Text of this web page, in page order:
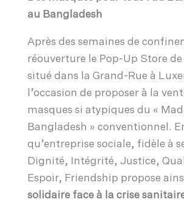
au Bangladesh
Après des semaines de
réouverture le Pop-Up Store
situé dans la Grand-Rue à
l’occasion de proposer à la
masques si atypiques du «
Bangladesh » conventionnel.
qu’entreprise sociale, fidèle à
Dignité, Intégrité, Justice,
Espoir, Friendship propose
solidaire face à la crise